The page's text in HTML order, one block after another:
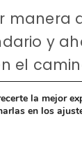
manera
y
el
la mejor
en los